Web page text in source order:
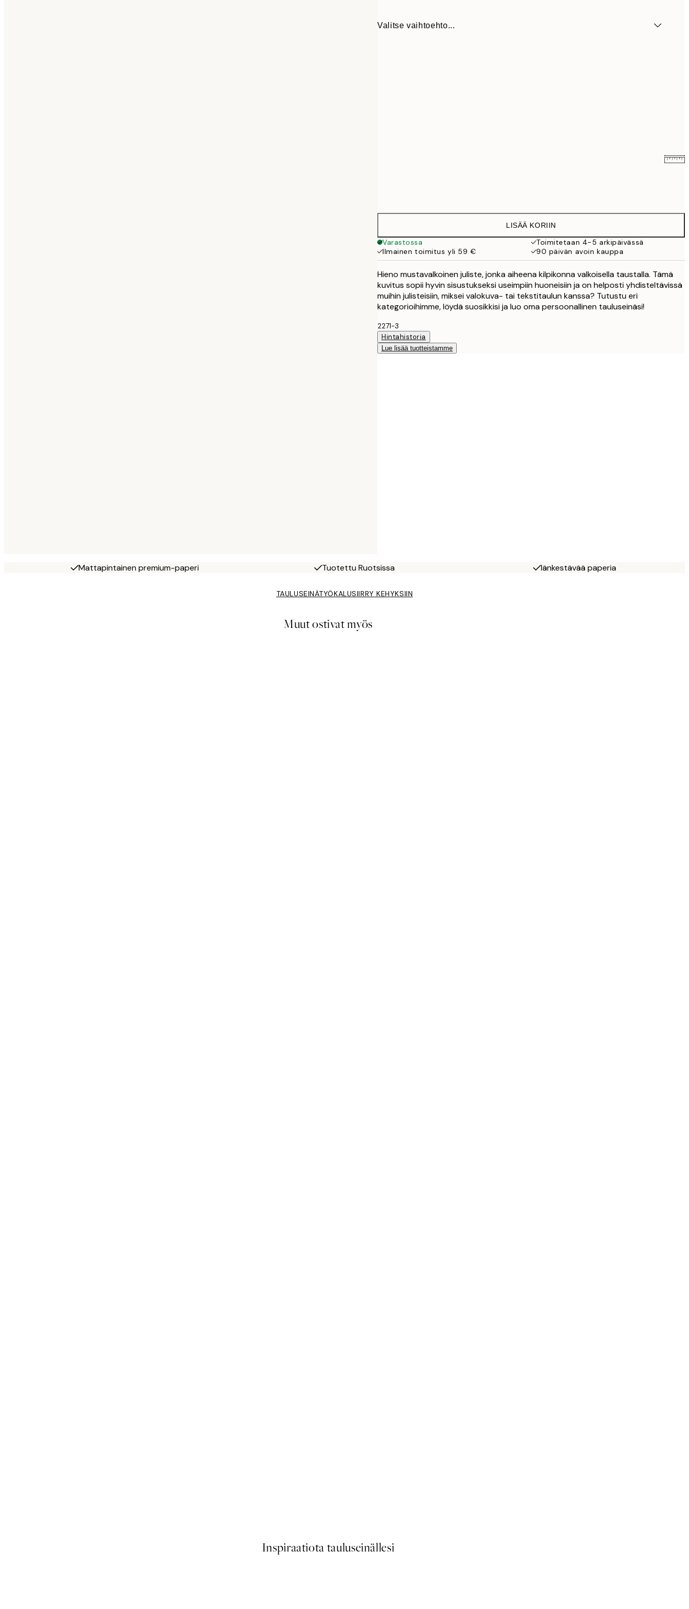
Valitse vaihtoehto...
32,45 €
LISÄÄ KORIIN
Varastossa
Toimitetaan 4-5 arkipäivässä
Ilmainen toimitus yli 59 €
90 päivän avoin kauppa
Hieno mustavalkoinen juliste, jonka aiheena kilpikonna valkoisella taustalla. Tämä
kuvitus sopii hyvin sisustukseksi useimpiin huoneisiin ja on helposti yhdisteltävissä
muihin julisteisiin, miksei valokuva- tai tekstitaulun kanssa? Tutustu eri
kategorioihimme, löydä suosikkisi ja luo oma persoonallinen tauluseinäsi!
2271-3
Hintahistoria
Lue lisää tuotteistamme
Mattapintainen premium-paperi Tuotettu Ruotsissa Iänkestävää paperia
TAULUSEINÄTYÖKALUSIIRRY KEHYKSIIN
Muut ostivat myös
Inspiraatiota tauluseinällesi